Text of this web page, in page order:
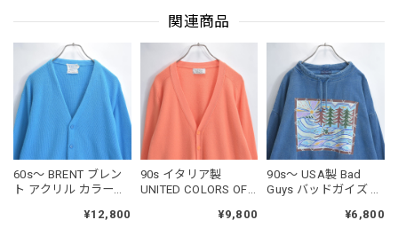
関連商品
60s～ BRENT ブレン
ト アクリル カラーニ
ィガン セーター ター
¥12,800
90s イタリア製
UNITED COLORS OF
ッドカラーズオブベ
¥9,800
90s～ USA製 Bad
Guys バッドガイズ モ
トリング カヌーグラ
¥6,800